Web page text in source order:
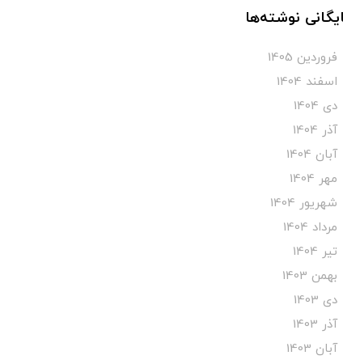
نوشته‌ها
فروردین 1405
اسفند 1404
دی 1404
آذر 1404
آبان 1404
مهر 1404
شهریور 1404
مرداد 1404
تير 1404
بهمن 1403
دی 1403
آذر 1403
آبان 1403